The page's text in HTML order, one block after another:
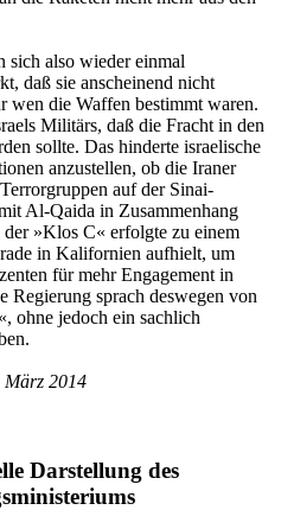
sich also wieder einmal
daß sie anscheinend nicht
wen die Waffen bestimmt waren.
Militärs, daß die Fracht in den
sollte. Das hinderte israelische
anzustellen, ob die Iraner
auf der Sinai-
Al-Qaida in Zusammenhang
»Klos C« erfolgte zu einem
in Kalifornien aufhielt, um
für mehr Engagement in
Regierung sprach deswegen von
ohne jedoch ein sachlich
März 2014
Darstellung des